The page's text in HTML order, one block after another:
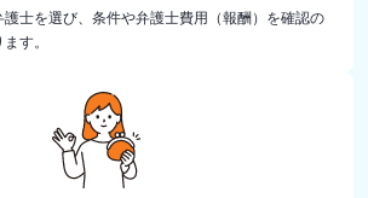
士を選び、条件や弁護士費用（報酬）を確認の
す。